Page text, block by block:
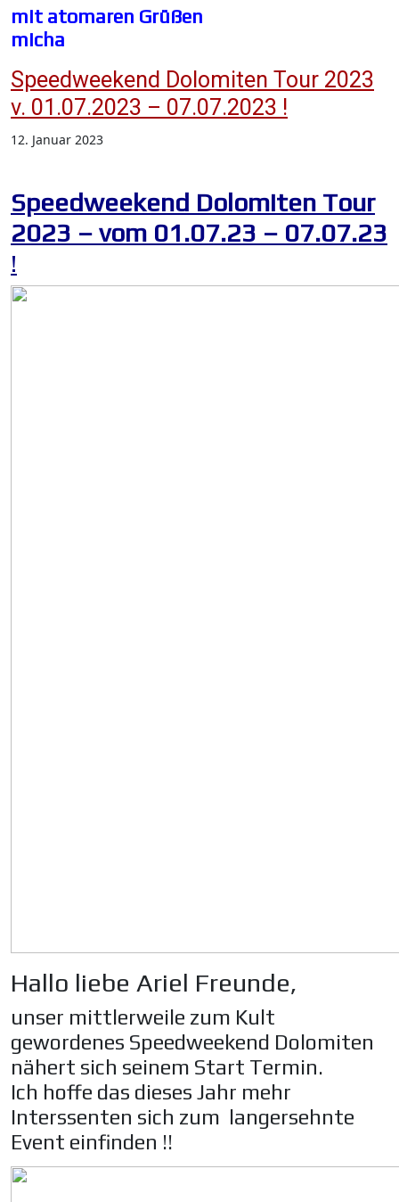
mit atomaren Grüßen
micha
Speedweekend Dolomiten Tour 2023
v. 01.07.2023 – 07.07.2023 !
12. Januar 2023
Speedweekend Dolomiten Tour
2023 – vom 01.07.23 – 07.07.23
!
Hallo liebe Ariel Freunde,
unser mittlerweile zum Kult
gewordenes Speedweekend Dolomiten
nähert sich seinem Start Termin.
Ich hoffe das dieses Jahr mehr
Interssenten sich zum langersehnte
Event einfinden !!